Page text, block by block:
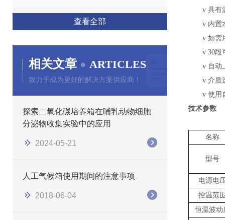
查看全部
相关文章 ARTICLES
致力于成为更好的解决方案供应商！
探索二氧化碳培养箱在哺乳动物细胞
分泌物收集实验中的应用
2024-05-21
人工气候箱使用期间的注意事项
2018-06-04
v 具有
v 内置
v 如需
v 30段
v 自动
v 介质
v 使用
技术参数
名称
型号
电源电
控温范
恒温波动